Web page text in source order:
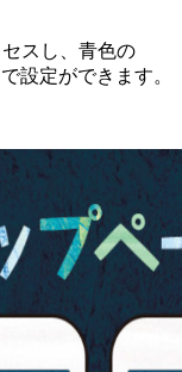
スし、⻘⾊の
設定ができます。